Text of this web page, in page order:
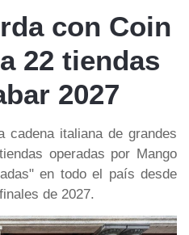
con Coin
22 tiendas
2027
cadena italiana de grandes
operadas por Mango
en todo el país desde
de 2027.